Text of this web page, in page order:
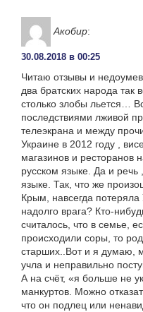
Акобир:
30.08.2018 в 00:25
Читаю отзывы и
два братских народа так
столько злобы льется…
последствиями лживой
телеэкрана и между
Украине в 2012 году ,
магазинов и ресторанов
русском языке. Да и
языке. Так, что же
Крым, навсегда
надолго врага? Кто-
считалось, что в семье,
происходили соры, то
старших..Вот и я думаю,
учла и неправильно
А на счёт, «я больше не
манкуртов. Можно
что он подлец или